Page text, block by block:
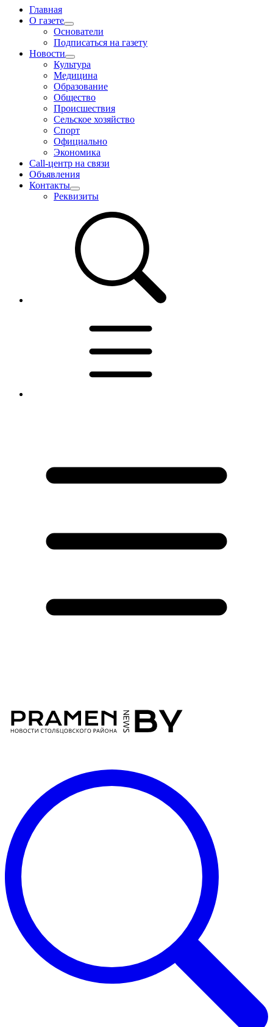
Главная
О газете
Основатели
Подписаться на газету
Новости
Культура
Медицина
Образование
Общество
Происшествия
Сельское хозяйство
Спорт
Официально
Экономика
Call-центр на связи
Объявления
Контакты
Реквизиты